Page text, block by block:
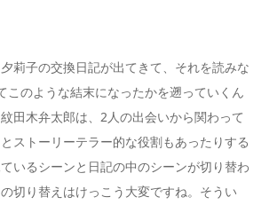
莉子の交換日記が出てきて、それを読みな
このような結末になったかを遡っていくん
田木弁太郎は、2人の出会いから関わって
ストーリーテラー的な役割もあったりする
いるシーンと日記の中のシーンが切り替わ
切り替えはけっこう大変ですね。そうい